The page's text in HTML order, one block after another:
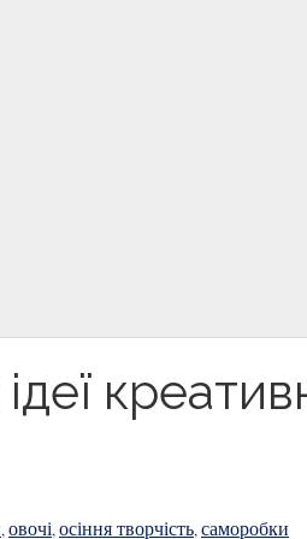
,овочі,осіння творчість,саморобки